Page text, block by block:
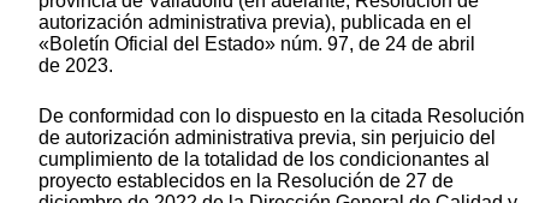
autorización administrativa previa), publicada en el
«Boletín Oficial del Estado» núm. 97, de 24 de abril
de 2023.
De conformidad con lo dispuesto en la citada Resolución
de autorización administrativa previa, sin perjuicio del
cumplimiento de la totalidad de los condicionantes al
proyecto establecidos en la Resolución de 27 de